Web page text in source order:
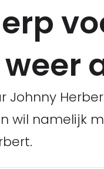
Johnny
wil namelijk